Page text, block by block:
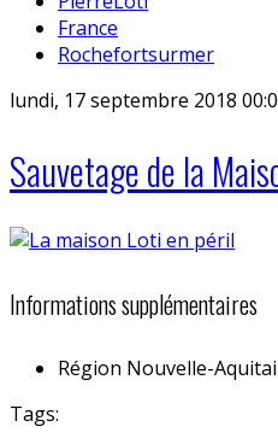
France
Rochefortsurmer
lundi, 17 septembre 2018
Sauvetage de la
Informations supplémentaires
Région Nouvelle-
Tags: